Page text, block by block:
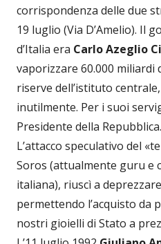
corrispondenza delle due
19 luglio (Via D’Amelio). Il
d’Italia era Carlo Azeglio
vaporizzare 60.000
riserve dell’istituto
inutilmente. Per i suoi
Presidente della
L’attacco speculativo del
Soros (attualmente guru e
italiana), riuscì a
permettendo l’acquisto da
nostri gioielli di Stato a